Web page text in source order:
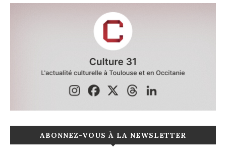
ABONNEZ-VOUS À LA NEWSLETTER